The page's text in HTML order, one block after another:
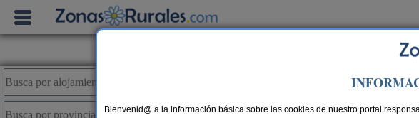
Bienvenid@ a la información básica sobre las cookies de nuestro portal